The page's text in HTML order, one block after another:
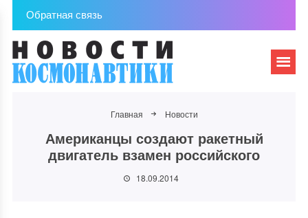
Обратная связь
Главная Новости
Американцы создают ракетный
двигатель взамен российского
18.09.2014